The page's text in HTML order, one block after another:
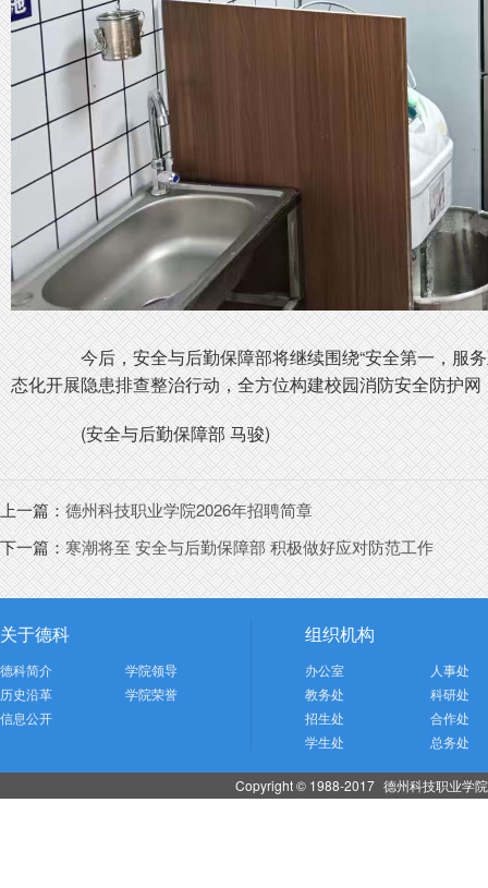
今后，安全与后勤保障部将继续围绕“安全第一，服务
态化开展隐患排查整治行动，全方位构建校园消防安全防护
(安全与后勤保障部 马骏)
上一篇：德州科技职业学院2026年招聘简章
下一篇：寒潮将至 安全与后勤保障部 积极做好应对防范工作
关于德科
德科简介
学院领导
历史沿革
学院荣誉
信息公开
组织机构
办公室
人事处
教务处
科研处
招生处
合作处
学生处
总务处
Copyright © 1988-2017 德州科技职业学